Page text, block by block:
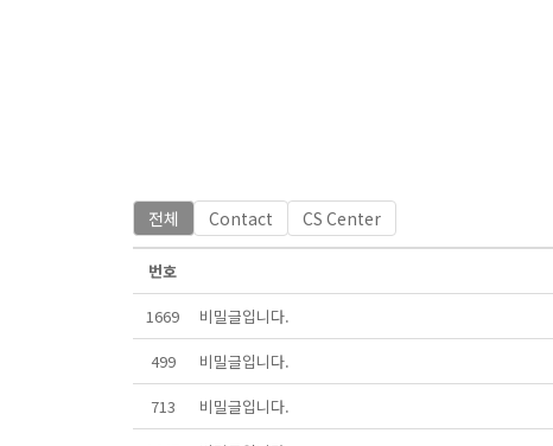
전체 Contact CS Center
번호
1669
비밀글입니다.
499
비밀글입니다.
713
비밀글입니다.